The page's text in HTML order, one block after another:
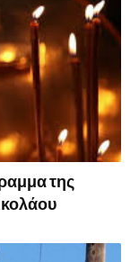
της